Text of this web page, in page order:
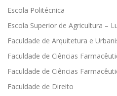
Escola Politécnica
Escola Superior de Agricultura –
Faculdade de Arquitetura e
Faculdade de Ciências
Faculdade de Ciências
Faculdade de Direito